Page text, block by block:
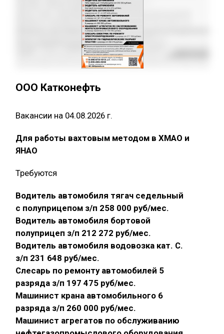
ООО Катконефть
Вакансии на 04.08.2026 г.
Для работы вахтовым методом в ХМАО и
ЯНАО
Требуются
Водитель автомобиля тягач седельный
с полуприцепом з/п 258 000 руб/мес.
Водитель автомобиля бортовой
полуприцеп з/п 212 272 руб/мес.
Водитель автомобиля водовозка кат. С.
з/п 231 648 руб/мес.
Слесарь по ремонту автомобилей 5
разряда з/п 197 475 руб/мес.
Машинист крана автомобильного 6
разряда з/п 260 000 руб/мес.
Машинист агрегатов по обслуживанию